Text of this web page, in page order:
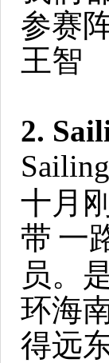
参赛
王智
2.
十月
带 一
员。
环海
得远